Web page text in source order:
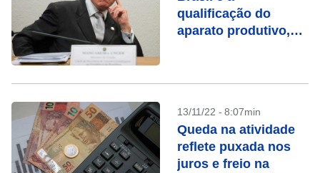
qualificação do
aparato produtivo,
13/11/22 - 8:07min
Queda na atividade
reflete puxada nos
juros e freio na